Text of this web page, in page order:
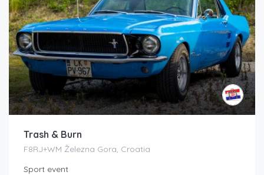
Trash & Burn
F8RJ+WM Železna Gora, Croatia
Sport event